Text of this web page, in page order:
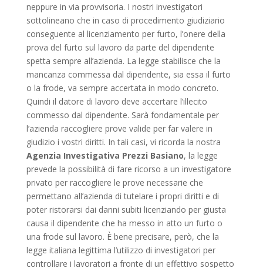
neppure in via provvisoria. I nostri investigatori
sottolineano che in caso di procedimento giudiziario
conseguente al licenziamento per furto, l’onere della
prova del furto sul lavoro da parte del dipendente
spetta sempre all’azienda. La legge stabilisce che la
mancanza commessa dal dipendente, sia essa il furto
o la frode, va sempre accertata in modo concreto.
Quindi il datore di lavoro deve accertare l’illecito
commesso dal dipendente. Sarà fondamentale per
l’azienda raccogliere prove valide per far valere in
giudizio i vostri diritti. In tali casi, vi ricorda la nostra
Agenzia Investigativa Prezzi Basiano, la legge
prevede la possibilità di fare ricorso a un investigatore
privato per raccogliere le prove necessarie che
permettano all’azienda di tutelare i propri diritti e di
poter ristorarsi dai danni subiti licenziando per giusta
causa il dipendente che ha messo in atto un furto o
una frode sul lavoro. È bene precisare, però, che la
legge italiana legittima l’utilizzo di investigatori per
controllare i lavoratori a fronte di un effettivo sospetto